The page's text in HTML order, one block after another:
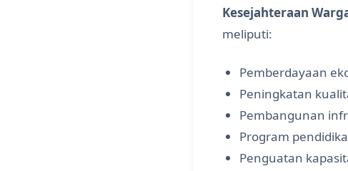
Kesejahteraan
meliputi:
Pemberdayaan
Peningkatan
Pembangunan
Program
Penguatan